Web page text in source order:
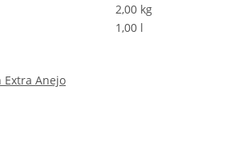
2,00 kg
1,00 l